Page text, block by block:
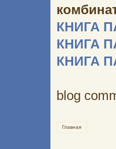
КНИГА
КНИГА
КНИГА
blog
Главная